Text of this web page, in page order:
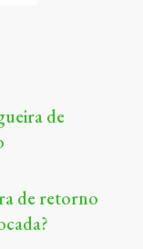
de
de retorno